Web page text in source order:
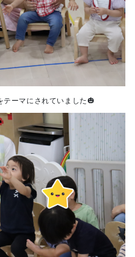
テーマにされていました🎃